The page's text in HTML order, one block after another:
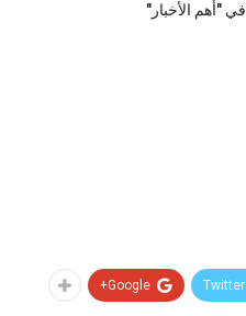
في "أهم الأخبار"
Twitter
Google+